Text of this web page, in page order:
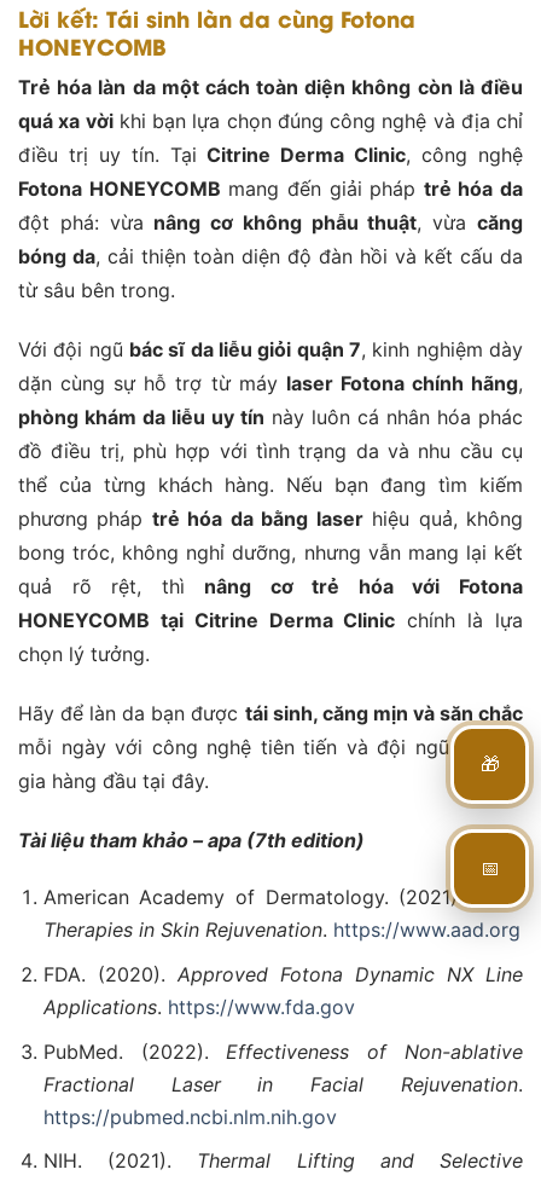
Lời kết: Tái sinh làn da cùng Fotona
HONEYCOMB
Trẻ hóa làn da một cách toàn diện không còn là điều
quá xa vờikhi bạn lựa chọn đúng công nghệ và địa chỉ
điều trị uy tín. TạiCitrine Derma Clinic, công nghệ
Fotona HONEYCOMB mang đến giải pháp trẻ hóa da
đột phá: vừa nâng cơ không phẫu thuật, vừacăng
bóng da, cải thiện toàn diện độ đàn hồi và kết cấu da
từ sâu bên trong.
Với đội ngũ bác sĩ da liễu giỏi quận 7, kinh nghiệm dày
dặn cùng sự hỗ trợ từ máy laser Fotona chính hãng,
phòng khám da liễu uy tín này luôn cá nhân hóa phác
đồ điều trị, phù hợp với tình trạng da và nhu cầu cụ
thể của từng khách hàng. Nếu bạn đang tìm kiếm
phương pháp trẻ hóa da bằng laserhiệu quả, không
bong tróc, không nghỉ dưỡng, nhưng vẫn mang lại kết
quả rõ rệt, thì nâng cơ trẻ hóa với Fotona
HONEYCOMB tại Citrine Derma Clinic chính là lựa
chọn lý tưởng.
Hãy để làn da bạn được tái sinh, căng mịn và săn chắc
mỗi ngày với công nghệ tiên tiến và đội ngũ chuyên
gia hàng đầu tại đây.
Tài liệu tham khảo – apa (7th edition)
American Academy of Dermatology. (2021). Laser
Therapies in Skin Rejuvenation. https://www.aad.org
FDA. (2020). Approved Fotona Dynamic NX Line
Applications. https://www.fda.gov
PubMed. (2022). Effectiveness of Non-ablative
Fractional Laser in Facial Rejuvenation.
https://pubmed.ncbi.nlm.nih.gov
NIH. (2021). Thermal Lifting and Selective
🎁
📅